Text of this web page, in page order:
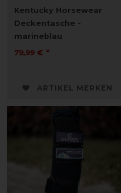
Kentucky Horsewear
Deckentasche -
marineblau
79,99 € *
ARTIKEL MERKEN